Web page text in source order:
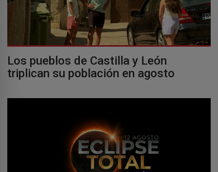
Los pueblos de Castilla y León
triplican su población en agosto